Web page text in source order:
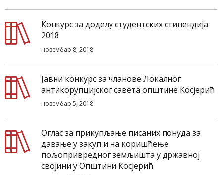
Конкурс за доделу студентских стипендија
2018
новембар 8, 2018
Јавни конкурс за чланове Локалног
антикорупцијског савета општине Косјерић
новембар 5, 2018
Оглас за прикупљање писаних понуда за
давање у закуп и на коришћење
пољопривредног земљишта у државној
својини у Општини Косјерић